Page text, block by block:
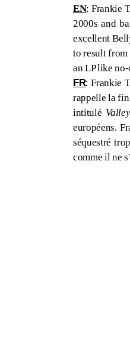
EN: Frankie
2000s and
excellent
to result from
an LP like
FR: Frankie
rappelle la fin
intitulé
européens.
séquestré
comme il ne